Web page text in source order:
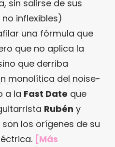
sin salirse de sus
inflexibles)
una fórmula que
que no aplica la
que derriba
monolítica del noise-
a la Fast Date que
Rubén y
los orígenes de su
[Más